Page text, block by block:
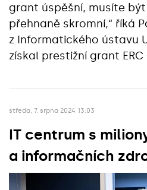
grant úspěšní, musíte
přehnaně skromní,“ říká
z Informatického ústavu
získal prestižní grant ERC
středa, 7. srpna 2024 13:03
IT centrum s
a informačních